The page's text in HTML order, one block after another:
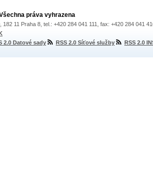
práva vyhrazena
11 Praha 8, tel.: +420 284 041 111, fax: +420 284 041
2.0 Datové sady RSS 2.0 Síťové služby RSS 2.0